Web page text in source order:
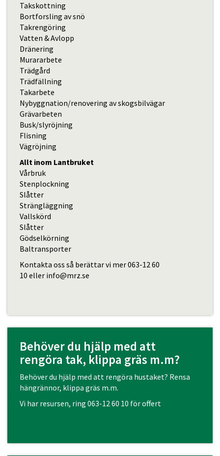
Takskottning
Bortforsling av snö
Takrengöring
Vatten & Avlopp
Dränering
Murararbete
Trädgård
Trädfällning
Takarbete
Nybyggnation/renovering av skogsbilvägar
Grävarbeten
Busk/slyröjning
Flisning
Vägröjning
Allt inom Lantbruket
Vårbruk
Stenplockning
Slåtter
Strängläggning
Vallskörd
Slåtter
Gödselkörning
Baltransporter
Kontakta oss så berättar vi mer063-12 60
10 eller info@mrz.se
Behöver du hjälp med att
rengöra tak, klippa gräs m.m?
Behöver du hjälp med att rengöra hustaket? Rensa
hängrännor, klippa gräs m.m.
Vi har resursen, ring 063-12 60 10 för offert